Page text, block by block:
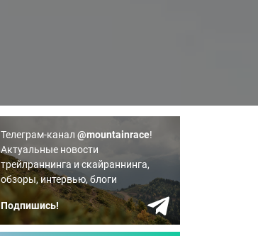
Телеграм-канал @mountainrace!
Актуальные новости
трейлраннинга и скайраннинга,
обзоры, интервью, блоги
Подпишись!